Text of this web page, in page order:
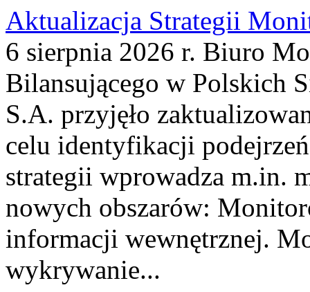
Aktualizacja Strategii
6 sierpnia 2026 r. Biuro
Bilansującego w Polskich
S.A. przyjęło
celu identyfikacji
strategii wprowadza m.in.
nowych obszarów:
informacji wewnętrznej.
wykrywanie...